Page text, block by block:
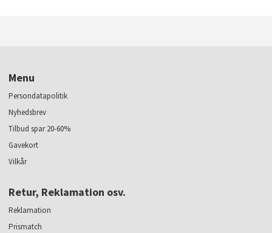
Menu
Persondatapolitik
Nyhedsbrev
Tilbud spar 20-60%
Gavekort
Vilkår
Retur, Reklamation osv.
Reklamation
Prismatch